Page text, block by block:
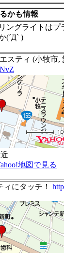
かも情報
ングライトはプ
(´Д` )
スティ (小牧市,
地図で見る
ィにタッチ！